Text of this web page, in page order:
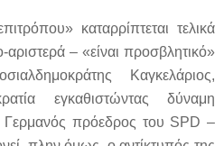
καταρρίπτεται τελικά
– «είναι προσβλητικό»
Καγκελάριος,
εγκαθιστώντας δύναμη
Γερμανός πρόεδρος του SPD –